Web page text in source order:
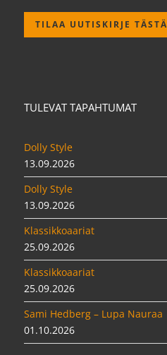
TILAA UUTISKIRJE TÄSTÄ
TULEVAT TAPAHTUMAT
Dolly Style
13.09.2026
Dolly Style
13.09.2026
Klassikkoaariat
25.09.2026
Klassikkoaariat
25.09.2026
Sami Hedberg – Lupa Nauraa
01.10.2026